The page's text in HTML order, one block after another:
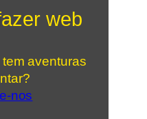
web
aventuras
nos